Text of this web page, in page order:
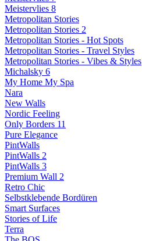
Meistervlies 8
Metropolitan Stories
Metropolitan Stories 2
Metropolitan Stories - Hot Spots
Metropolitan Stories - Travel Styles
Metropolitan Stories - Vibes & Styles
Michalsky 6
My Home My Spa
Nara
New Walls
Nordic Feeling
Only Borders 11
Pure Elegance
PintWalls
PintWalls 2
PintWalls 3
Premium Wall 2
Retro Chic
Selbstklebende Bordüren
Smart Surfaces
Stories of Life
Terra